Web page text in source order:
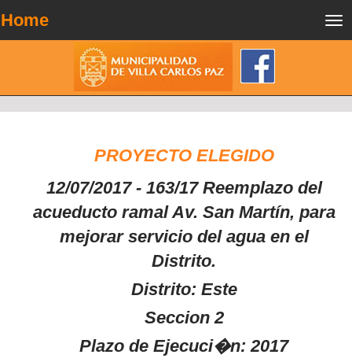
Home
PROYECTO ELEGIDO
12/07/2017 - 163/17 Reemplazo del
acueducto ramal Av. San Martín, para
mejorar servicio del agua en el
Distrito.
Distrito: Este
Seccion 2
Plazo de Ejecuci�n: 2017